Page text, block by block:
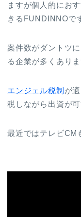
ますが個人的にお
きるFUNDINNOで
案件数がダントツに
る企業が多くありま
エンジェル税制 が
税しながら出資が可
最近ではテレビCM